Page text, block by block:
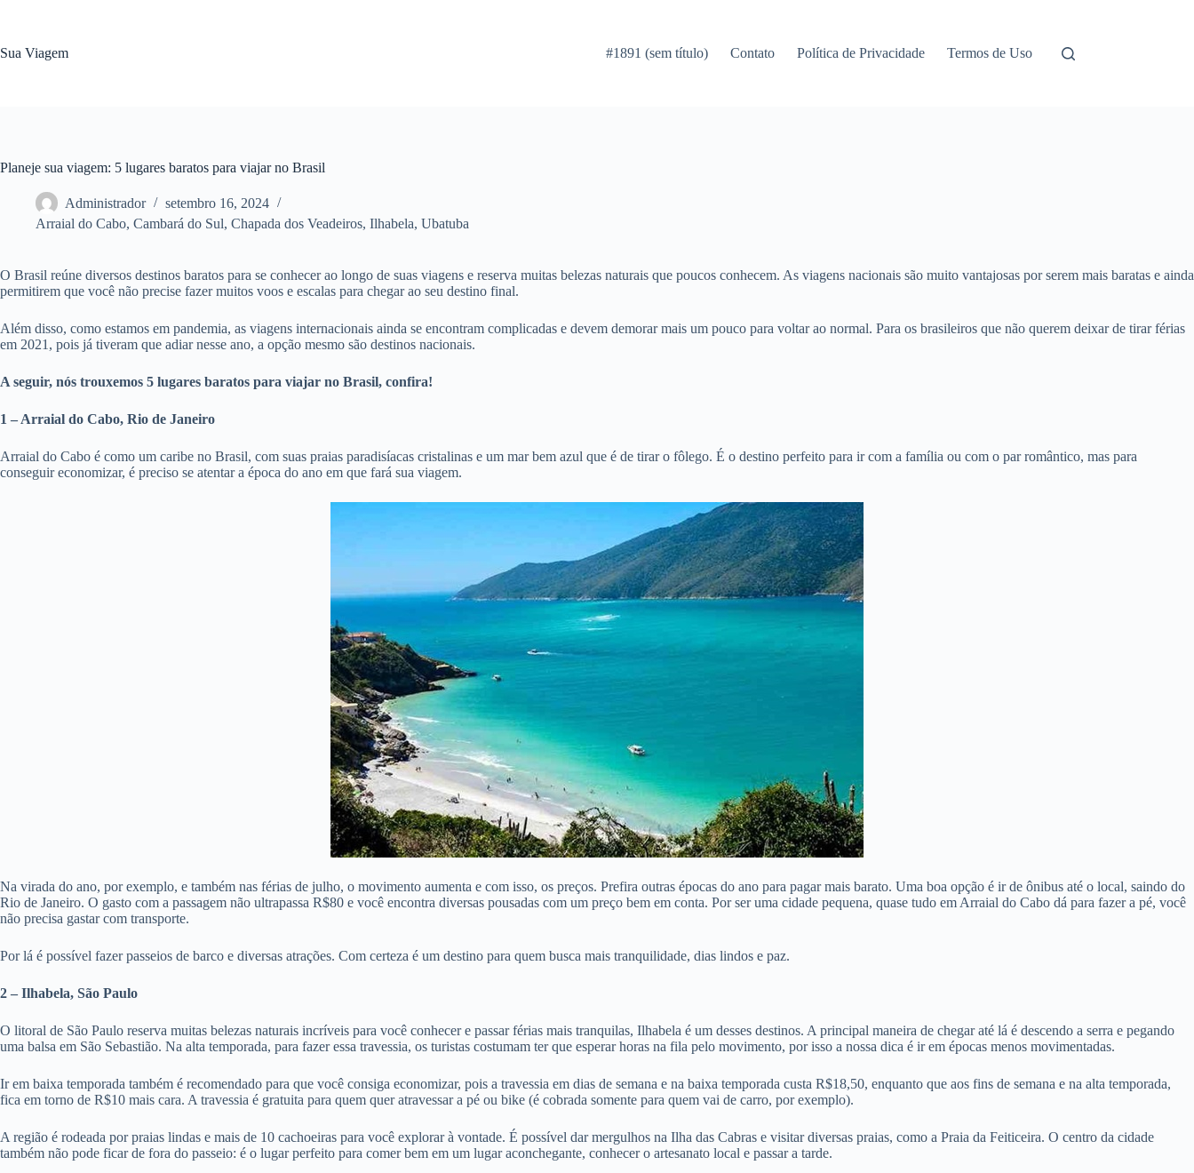
conteúdo
Sua Viagem #1891 (sem título) Contato Política de Privacidade Termos de Uso
Planeje sua viagem: 5 lugares baratos para viajar no Brasil
Administrador
setembro 16, 2024
Arraial do Cabo, Cambará do Sul, Chapada dos Veadeiros, Ilhabela, Ubatuba
O Brasil reúne diversos destinos baratos para se conhecer ao longo de suas viagens e reserva muitas belezas naturais que poucos conhecem. As viagens nacionais são muito vantajosas por serem mais baratas e ainda
permitirem que você não precise fazer muitos voos e escalas para chegar ao seu destino final.
Além disso, como estamos em pandemia, as viagens internacionais ainda se encontram complicadas e devem demorar mais um pouco para voltar ao normal. Para os brasileiros que não querem deixar de tirar férias
em 2021, pois já tiveram que adiar nesse ano, a opção mesmo são destinos nacionais.
A seguir, nós trouxemos 5 lugares baratos para viajar no Brasil, confira!
1 – Arraial do Cabo, Rio de Janeiro
Arraial do Cabo é como um caribe no Brasil, com suas praias paradisíacas cristalinas e um mar bem azul que é de tirar o fôlego. É o destino perfeito para ir com a família ou com o par romântico, mas para
conseguir economizar, é preciso se atentar a época do ano em que fará sua viagem.
Na virada do ano, por exemplo, e também nas férias de julho, o movimento aumenta e com isso, os preços. Prefira outras épocas do ano para pagar mais barato. Uma boa opção é ir de ônibus até o local, saindo do
Rio de Janeiro. O gasto com a passagem não ultrapassa R$80 e você encontra diversas pousadas com um preço bem em conta. Por ser uma cidade pequena, quase tudo em Arraial do Cabo dá para fazer a pé, você
não precisa gastar com transporte.
Por lá é possível fazer passeios de barco e diversas atrações. Com certeza é um destino para quem busca mais tranquilidade, dias lindos e paz.
2 – Ilhabela, São Paulo
O litoral de São Paulo reserva muitas belezas naturais incríveis para você conhecer e passar férias mais tranquilas, Ilhabela é um desses destinos. A principal maneira de chegar até lá é descendo a serra e pegando
uma balsa em São Sebastião. Na alta temporada, para fazer essa travessia, os turistas costumam ter que esperar horas na fila pelo movimento, por isso a nossa dica é ir em épocas menos movimentadas.
Ir em baixa temporada também é recomendado para que você consiga economizar, pois a travessia em dias de semana e na baixa temporada custa R$18,50, enquanto que aos fins de semana e na alta temporada,
fica em torno de R$10 mais cara. A travessia é gratuita para quem quer atravessar a pé ou bike (é cobrada somente para quem vai de carro, por exemplo).
A região é rodeada por praias lindas e mais de 10 cachoeiras para você explorar à vontade. É possível dar mergulhos na Ilha das Cabras e visitar diversas praias, como a Praia da Feiticeira. O centro da cidade
também não pode ficar de fora do passeio: é o lugar perfeito para comer bem em um lugar aconchegante, conhecer o artesanato local e passar a tarde.